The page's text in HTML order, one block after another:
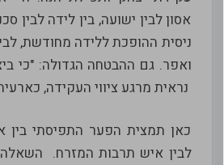
אסון לבין ישועה, בין לידה לבין
ניסית ההופכת ללידה מחודשת,
ואפר. גם ההבטחה הגדולה: "כי
נראית מרגע ציווי העקידה,
כאן תמצית הפער התפיסתי בין
לבין איש תרבות המזרח.